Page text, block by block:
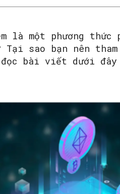
là một phương
sao bạn nên
bài viết dưới đây